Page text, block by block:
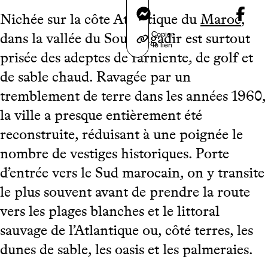
Messenger
Copier
le lien
Nichée sur la côte Atlantique du Maroc,
dans la vallée du Sous, Agadir est surtout
prisée des adeptes de farniente, de golf et
de sable chaud. Ravagée par un
tremblement de terre dans les années 1960,
la ville a presque entièrement été
reconstruite, réduisant à une poignée le
nombre de vestiges historiques. Porte
d’entrée vers le Sud marocain, on y transite
le plus souvent avant de prendre la route
vers les plages blanches et le littoral
sauvage de l’Atlantique ou, côté terres, les
dunes de sable, les oasis et les palmeraies.